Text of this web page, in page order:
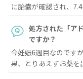
に胎嚢が確認され、
りも軽くなっている
と、流産の可能性が高
産しています。
処方された「ア
ですか？
今妊娠6週目なのです
果、とりあえずお薬